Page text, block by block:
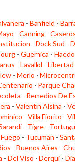
- Banfield -
- Canning - Caseros
- Dock Sud -
- Guernica - Haedo
- Lavallol - Libertad
- Merlo -
- Parque
- Remedios De
- Valentin Alsina -
- Villa Fiorito -
- Tigre -
- Tucuman -
- Buenos Aires -
- Del Viso - Derqui -